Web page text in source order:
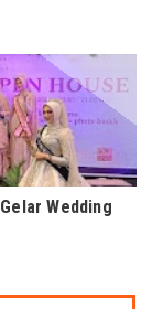
Wedding